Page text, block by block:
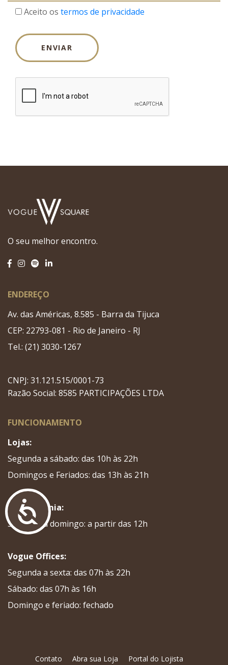
Acessibilidade
Aceito os termos de privacidade
ENVIAR
O seu melhor encontro.
ENDEREÇO
Av. das Américas, 8.585 - Barra da Tijuca
CEP: 22793-081 - Rio de Janeiro - RJ
Tel.: (21) 3030-1267
CNPJ: 31.121.515/0001-73
Razão Social: 8585 PARTICIPAÇÕES LTDA
FUNCIONAMENTO
Lojas:
Segunda a sábado: das 10h às 22h
Domingos e Feriados: das 13h às 21h
Gastronomia:
Segunda a domingo: a partir das 12h
Vogue Offices:
Segunda a sexta: das 07h às 22h
Sábado: das 07h às 16h
Domingo e feriado: fechado
Contato Abra sua Loja Portal do Lojista